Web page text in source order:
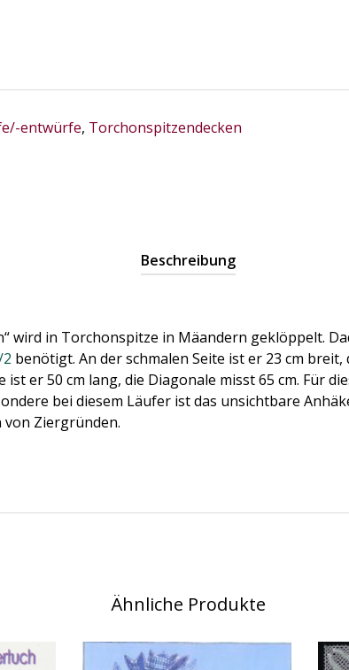
entwürfe, Torchonspitzendecken
Beschreibung
wird in Torchonspitze in Mäandern geklöppelt.
benötigt. An der schmalen Seite ist er 23 cm
er 50 cm lang, die Diagonale misst 65 cm. Für
bei diesem Läufer ist das unsichtbare
Ziergründen.
Ähnliche Produkte